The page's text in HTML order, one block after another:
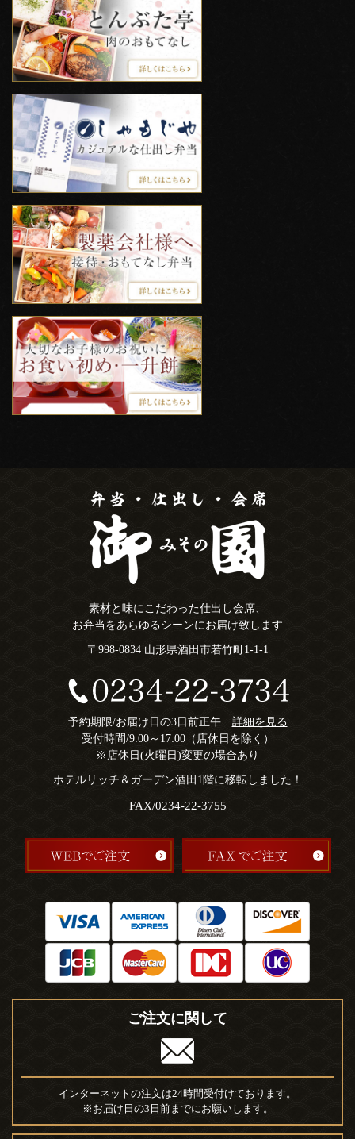
素材と味にこだわった仕出し会席、
お弁当をあらゆるシーンにお届け致します
〒998-0834 山形県酒田市若竹町1-1-1
予約期限/お届け日の3日前正午 詳細を見る
受付時間/9:00～17:00（店休日を除く）
※店休日(火曜日)変更の場合あり
ホテルリッチ＆ガーデン酒田1階に移転しました！
FAX/0234-22-3755
ご注文に関して
インターネットの注文は24時間受付けております。
※お届け日の3日前までにお願いします。